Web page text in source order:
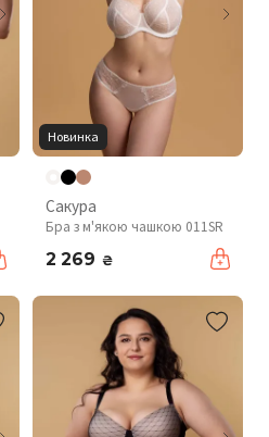
Новинка
Сакура
Бра з м'якою чашкою 011SR
2 269 ₴